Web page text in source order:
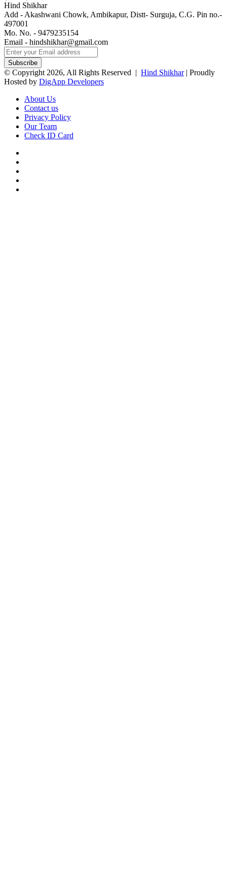
Hind Shikhar
Add - Akashwani Chowk, Ambikapur, Distt- Surguja, C.G. Pin no.-
497001
Mo. No. - 9479235154
Email - hindshikhar@gmail.com
Enter
your
Email
address
© Copyright 2026, All Rights Reserved | Hind Shikhar| Proudly
Hosted by DigApp Developers
About Us
Contact us
Privacy Policy
Our Team
Check ID Card